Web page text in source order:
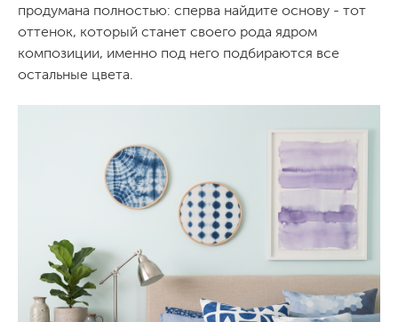
продумана полностью: сперва найдите основу - тот
оттенок, который станет своего рода ядром
композиции, именно под него подбираются все
остальные цвета.